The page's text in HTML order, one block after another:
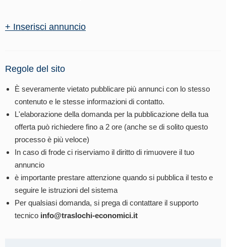
+ Inserisci annuncio
Regole del sito
È severamente vietato pubblicare più annunci con lo stesso
contenuto e le stesse informazioni di contatto.
L'elaborazione della domanda per la pubblicazione della tua
offerta può richiedere fino a 2 ore (anche se di solito questo
processo è più veloce)
In caso di frode ci riserviamo il diritto di rimuovere il tuo
annuncio
è importante prestare attenzione quando si pubblica il testo e
seguire le istruzioni del sistema
Per qualsiasi domanda, si prega di contattare il supporto
tecnico info@traslochi-economici.it